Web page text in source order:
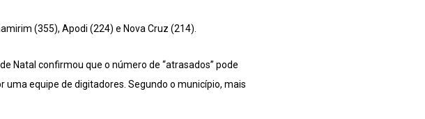
(355), Apodi (224) e Nova Cruz (214).
Natal confirmou que o número de “atrasados” pode
equipe de digitadores. Segundo o município, mais